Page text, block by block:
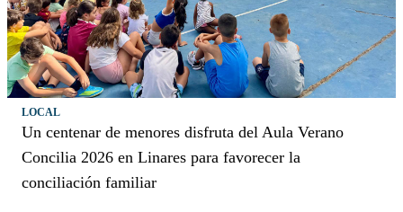
LOCAL
Un centenar de menores disfruta del Aula Verano
Concilia 2026 en Linares para favorecer la
conciliación familiar